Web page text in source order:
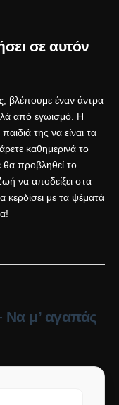
σε αυτόν
, βλέπουμε έναν άντρα
από εγωισμό. Η
της να είναι τα
καθημερινά το
θα προβληθεί το
να αποδείξει στα
κερδίσει με τα ψέματά
Να μ’ αγαπάς